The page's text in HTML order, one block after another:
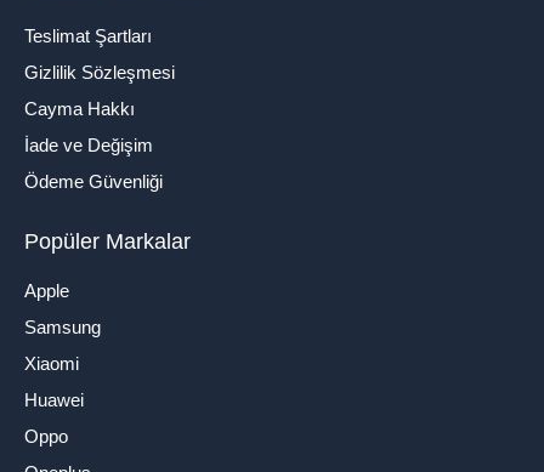
Teslimat Şartları
Gizlilik Sözleşmesi
Cayma Hakkı
İade ve Değişim
Ödeme Güvenliği
Popüler Markalar
Apple
Samsung
Xiaomi
Huawei
Oppo